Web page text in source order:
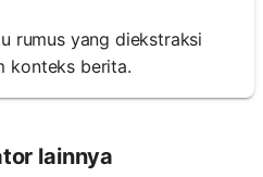
rumus yang diekstraksi
konteks berita.
lainnya